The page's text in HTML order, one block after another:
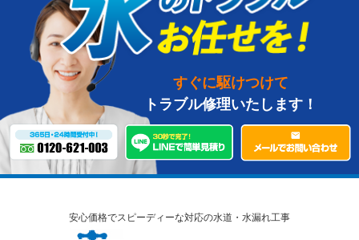
すぐに駆けつけて
トラブル修理いたします！
安心価格でスピーディーな対応の水道・水漏れ工事